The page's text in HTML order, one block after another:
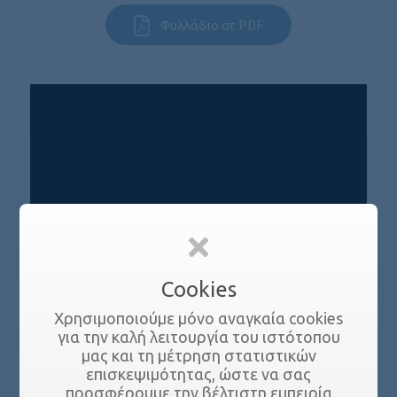
Φυλλάδιο σε PDF
Με Ενδιαφέρει
Cookies
Χρησιμοποιούμε μόνο αναγκαία cookies
για την καλή λειτουργία του ιστότοπου
μας και τη μέτρηση στατιστικών
επισκεψιμότητας, ώστε να σας
προσφέρουμε την βέλτιστη εμπειρία